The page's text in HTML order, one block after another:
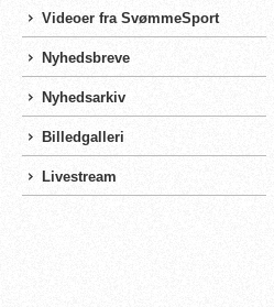
Videoer fra SvømmeSport
Nyhedsbreve
Nyhedsarkiv
Billedgalleri
Livestream